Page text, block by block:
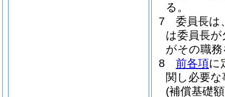
る。
7
委員長は
は委員長
がその職
8
前各項に
関し必要
(補償基礎